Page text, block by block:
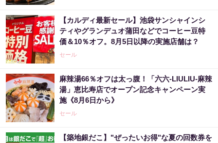
【カルディ最新セール】池袋サンシャインシ
ティやグランデュオ蒲田などでコーヒー豆特
価＆10％オフ。8月5日以降の実施店舗は？
セール
麻辣湯66％オフは太っ腹！「六六-LIULIU-麻辣
湯」恵比寿店でオープン記念キャンペーン実
施《8月6日から》
セール
【築地銀だこ】"ぜったいお得"な夏の回数券を